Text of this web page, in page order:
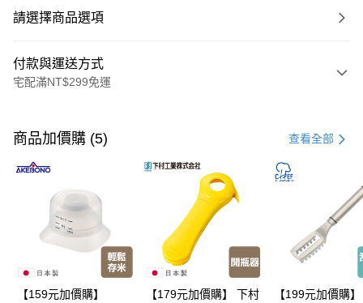
請選擇商品選項
付款與運送方式
宅配滿NT$299免運
信用卡一次付款
超商取貨付款
LINE Pay
Apple Pay
Google Pay
商品加價購 (5) 查看全部
【159元加價購】
【179元加價購】 下村
【199元加價購】